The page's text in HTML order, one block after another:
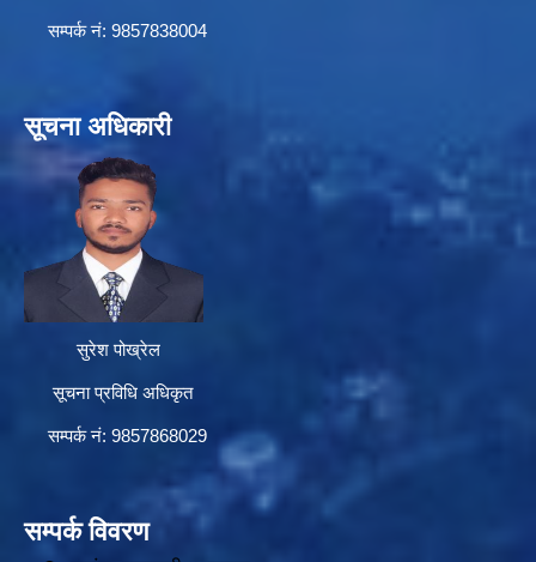
सम्पर्क न‌ं: 9857838004
सूचना अधिकारी
सुरेश पोख्रेल
सूचना प्रविधि अधिकृत
सम्पर्क नं: 9857868029
सम्पर्क विवरण